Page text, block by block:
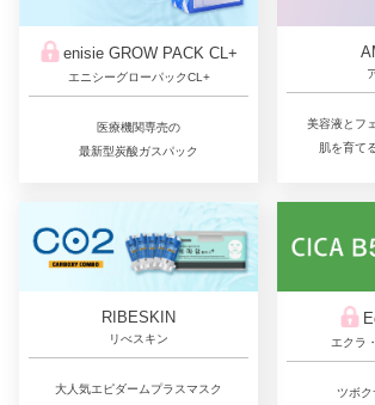
enisie GROW PACK CL+
エニシーグローパックCL+
医療機関専売の
最新型炭酸ガスパック
美容液とフ
肌を育て
RIBESKIN
リべスキン
大人気エピダームプラスマスク
エクラ
ツボ